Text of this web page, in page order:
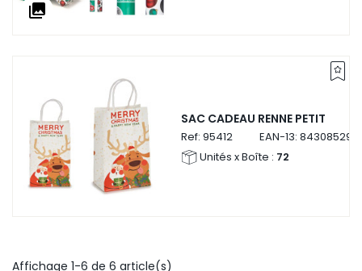
collections
SAC CADEAU RENNE PETIT
Ref: 95412 EAN-13:
Unités x Boîte : 72
Affichage 1-6 de 6 article(s)